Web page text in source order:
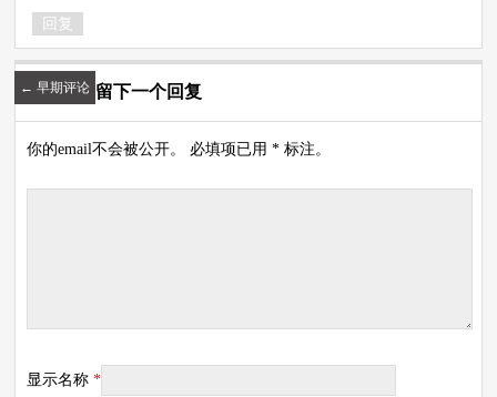
回复
← 早期评论 留下一个回复
你的email不会被公开。 必填项已用 * 标注。
显示名称*